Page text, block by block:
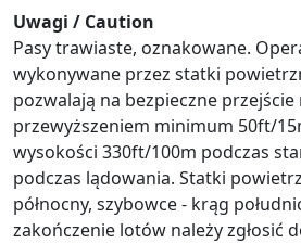
Uwagi / Caution
Pasy trawiaste, oznakowane.
wykonywane przez statki
pozwalają na bezpieczne
przewyższeniem minimum 50ft/
wysokości 330ft/100m podczas
podczas lądowania. Statki
północny, szybowce - krąg
zakończenie lotów należy zgłosić